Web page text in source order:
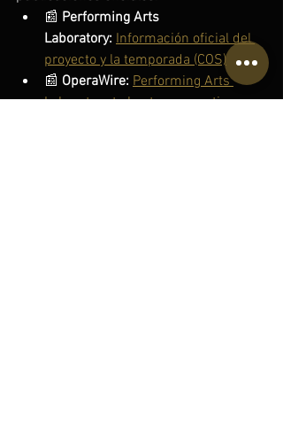
📰 Performing Arts
Laboratory: Información oficial del
proyecto y la temporada (COS)
📰 OperaWire: Performing Arts
Laboratory to host conversation